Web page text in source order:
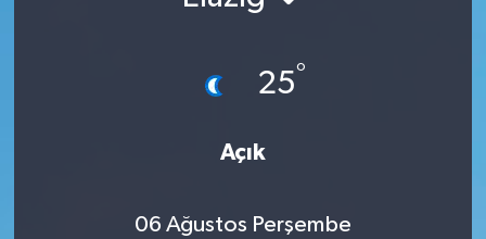
25°
Açık
06 Ağustos Perşembe